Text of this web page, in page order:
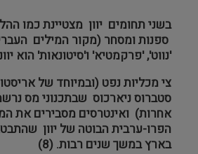
בשני תחומים יוון מצטיינת כמו
ספנות ומסחר (מקור המילים
'נווט', 'פרקמטיא' ו'סיטונאות' הוא
צי מכליות נפט (ובמיוחד של
סטברוס ניארכוס שבתכנוני מס
אחרות) ואינטרסים מסבירים את
הפרו-ערבית הבוטה של יוון
בארץ במשך שנים רבות. (8)